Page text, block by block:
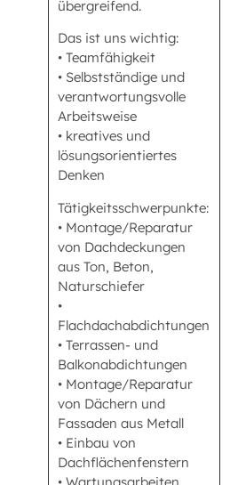
übergreifend.
Das ist uns wichtig:
• Teamfähigkeit
• Selbstständige und
verantwortungsvolle
Arbeitsweise
• kreatives und
lösungsorientiertes
Denken
Tätigkeitsschwerpunkte:
• Montage/Reparatur
von Dachdeckungen
aus Ton, Beton,
Naturschiefer
•
Flachdachabdichtungen
• Terrassen- und
Balkonabdichtungen
• Montage/Reparatur
von Dächern und
Fassaden aus Metall
• Einbau von
Dachflächenfenstern
• Wartungsarbeiten